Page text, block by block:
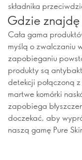
składnika
Gdzie
Cała gama
myślą o zwalczaniu
zapobieganiu
produkty są
detekcji połączoną
martwe komórki
zapobiega
doczekać, aby
naszą gamę Pure